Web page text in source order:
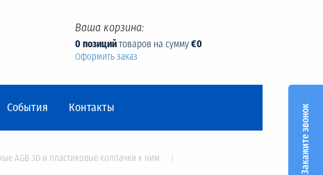
Ваша корзина:
0 позицийтоваров на сумму€0
Оформить заказ
События Контакты
AGB 3D и пластиковые колпачки к ним
Закажите звонок